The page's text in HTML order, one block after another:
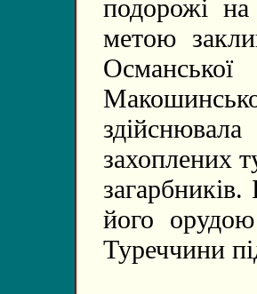
подорожі
метою
захоплених
його
Туреччини